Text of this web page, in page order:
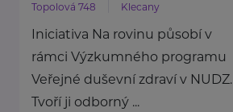
Topolová 748 Klecany
Iniciativa Na rovinu působí v
rámci Výzkumného programu
Veřejné duševní zdraví v NUDZ.
Tvoří ji odborný ...